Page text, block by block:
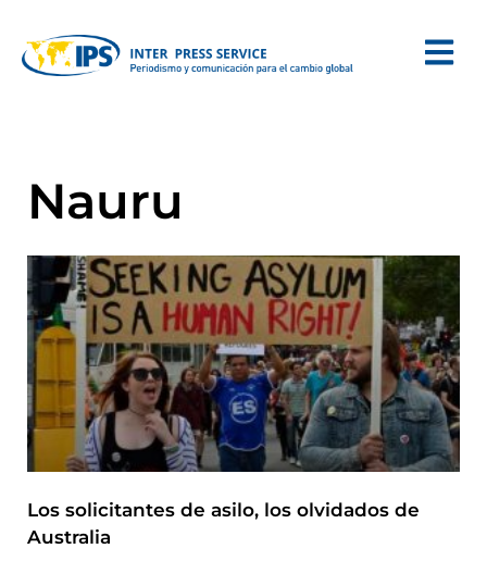
Nauru
Los solicitantes de asilo, los olvidados de
Australia